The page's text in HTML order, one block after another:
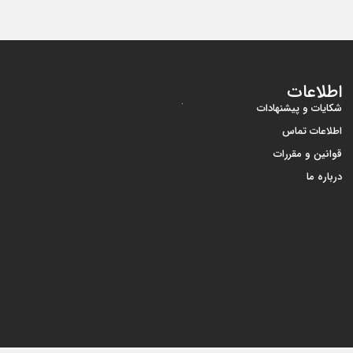
اطلاعات
شکایات و پیشنهادات
اطلاعات تماس
قوانین و مقررات
درباره ما